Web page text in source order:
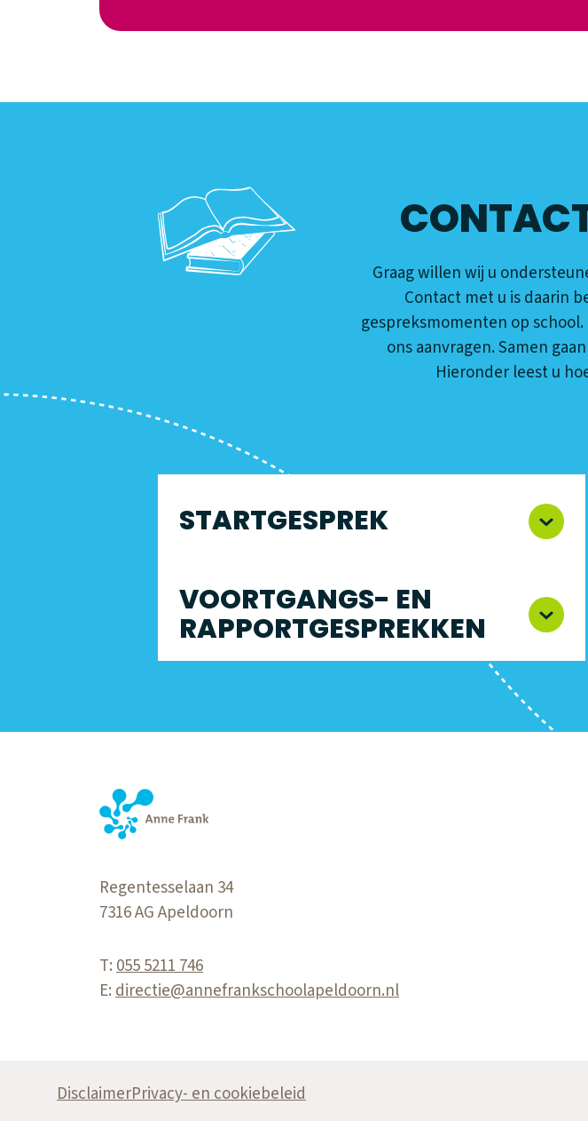
Graag willen wij u
Contact met u is daarin
gespreksmomenten op
ons aanvragen. Samen
Hieronder leest u
STARTGESPREK
VOORTGANGS- EN
RAPPORTGESPREKKEN
Regentesselaan 34
7316 AGApeldoorn
T:055 5211 746
E:directie@annefrankschoolapeldoorn.nl
DisclaimerPrivacy- en cookiebeleid